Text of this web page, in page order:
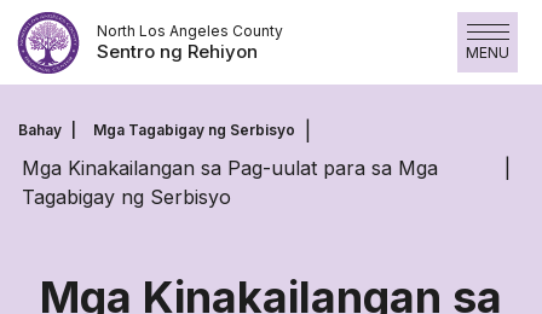
Laktawan
ang
nilalaman
North Los Angeles County
Sentro ng Rehiyon MENU
Bahay Mga Tagabigay ng Serbisyo
Mga Kinakailangan sa Pag-uulat para sa Mga
Tagabigay ng Serbisyo
Mga Kinakailangan sa